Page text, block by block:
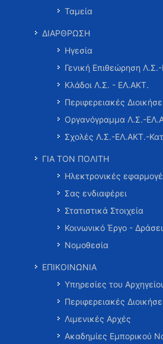
Ταμεία
ΔΙΑΡΘΡΩΣΗ
Ηγεσία
Γενική Επιθεώρηση
Κλάδοι Λ.Σ. - ΕΛ.ΑΚΤ.
Περιφερειακές
Οργανόγραμμα Λ.Σ.-
Σχολές Λ.Σ.-ΕΛ.ΑΚΤ.-
ΓΙΑ ΤΟΝ ΠΟΛΙΤΗ
Ηλεκτρονικές
Σας ενδιαφέρει
Στατιστικά Στοιχεία
Κοινωνικό Έργο -
Νομοθεσία
ΕΠΙΚΟΙΝΩΝΙΑ
Υπηρεσίες του
Περιφερειακές
Λιμενικές Αρχές
Ακαδημίες Εμπορικού